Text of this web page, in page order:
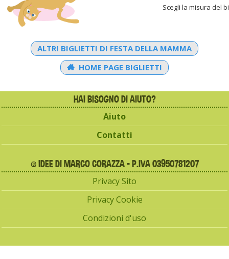
Scegli la misura del
ALTRI BIGLIETTI DI FESTA DELLA MAMMA
HOME PAGE BIGLIETTI
HAI BISOGNO DI AIUTO?
Aiuto
Contatti
© IDEE DI MARCO CORAZZA - P.IVA 03950781207
Privacy Sito
Privacy Cookie
Condizioni d'uso